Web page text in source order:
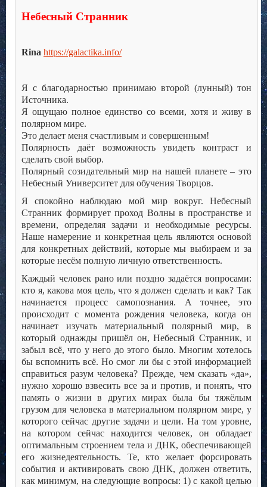
Небесный Странник
Rina https://galactika.info/
Я с благодарностью принимаю второй (лунный) тон
Источника.
Я ощущаю полное единство со всеми, хотя и живу в
полярном мире.
Это делает меня счастливым и совершенным!
Полярность даёт возможность увидеть контраст и
сделать свой выбор.
Полярный созидательный мир на нашей планете – это
Небесный Университет для обучения Творцов.
Я спокойно наблюдаю мой мир вокруг. Небесный
Странник формирует проход Волны в пространстве и
времени, определяя задачи и необходимые ресурсы.
Наше намерение и конкретная цель являются основой
для конкретных действий, которые мы выбираем и за
которые несём полную личную ответственность.
Каждый человек рано или поздно задаётся вопросами:
кто я, какова моя цель, что я должен сделать и как? Так
начинается процесс самопознания. А точнее, это
происходит с момента рождения человека, когда он
начинает изучать материальный полярный мир, в
который однажды пришёл он, Небесный Странник, и
забыл всё, что у него до этого было. Многим хотелось
бы вспомнить всё. Но смог ли бы с этой информацией
справиться разум человека? Прежде, чем сказать «да»,
нужно хорошо взвесить все за и против, и понять, что
память о жизни в других мирах была бы тяжёлым
грузом для человека в материальном полярном мире, у
которого сейчас другие задачи и цели. На том уровне,
на котором сейчас находится человек, он обладает
оптимальным строением тела и ДНК, обеспечивающей
его жизнедеятельность. Те, кто желает форсировать
события и активировать свою ДНК, должен ответить,
как минимум, на следующие вопросы: 1) с какой целью